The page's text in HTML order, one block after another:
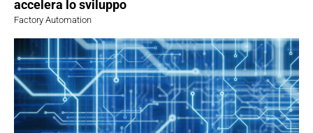
accelera lo sviluppo
Factory Automation